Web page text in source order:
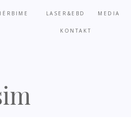
LASER&EBD MEDIA
KONTAKT